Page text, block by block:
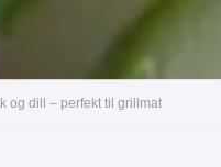
og dill – perfekt til grillmat